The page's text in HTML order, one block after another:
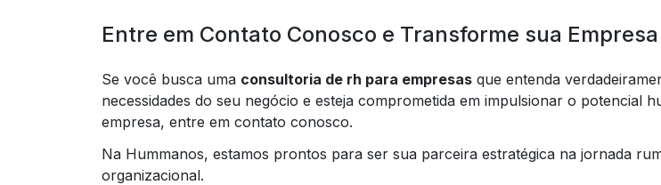
Entre em Contato Conosco e Transforme sua Empresa
Se você busca uma consultoria de rh para empresas que entenda
necessidades do seu negócio e esteja comprometida em impulsionar o potencial
empresa, entre em contato conosco.
Na Hummanos, estamos prontos para ser sua parceira estratégica na jornada
organizacional.